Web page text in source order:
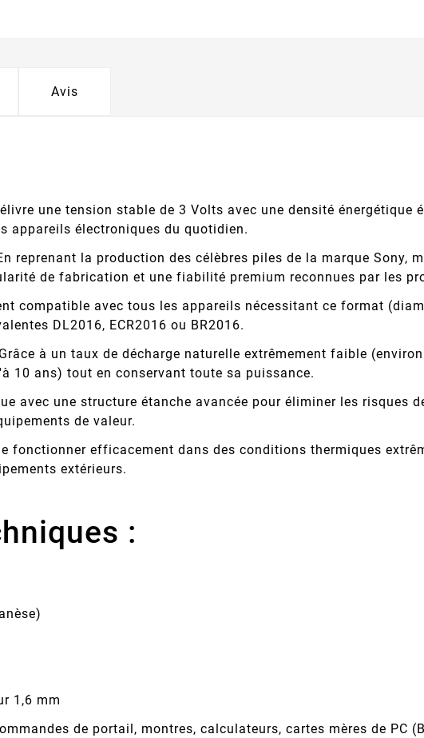
Avis
une tension stable de 3 Volts avec une densité énergétique
appareils électroniques du quotidien.
reprenant la production des célèbres piles de la marque Sony,
de fabrication et une fiabilité premium reconnues par les
compatible avec tous les appareils nécessitant ce format
DL2016, ECR2016 ou BR2016.
Grâce à un taux de décharge naturelle extrêmement faible
10 ans) tout en conservant toute sa puissance.
avec une structure étanche avancée pour éliminer les risques
de valeur.
fonctionner efficacement dans des conditions thermiques
extérieurs.
:
1,6 mm
de portail, montres, calculateurs, cartes mères de PC